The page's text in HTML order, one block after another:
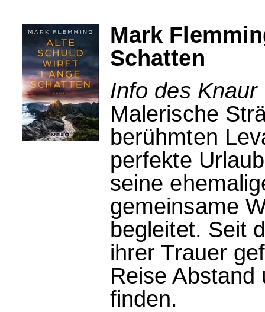
Mark
Schatten
Info des Knaur
Malerische
berühmten
perfekte
seine
gemeinsame
begleitet. Seit
ihrer Trauer
Reise
finden.